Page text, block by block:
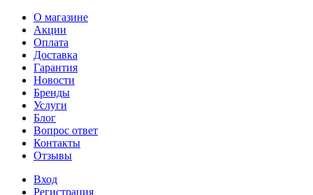
О магазине
Акции
Оплата
Доставка
Гарантия
Новости
Бренды
Услуги
Блог
Вопрос ответ
Контакты
Отзывы
Вход
Регистрация